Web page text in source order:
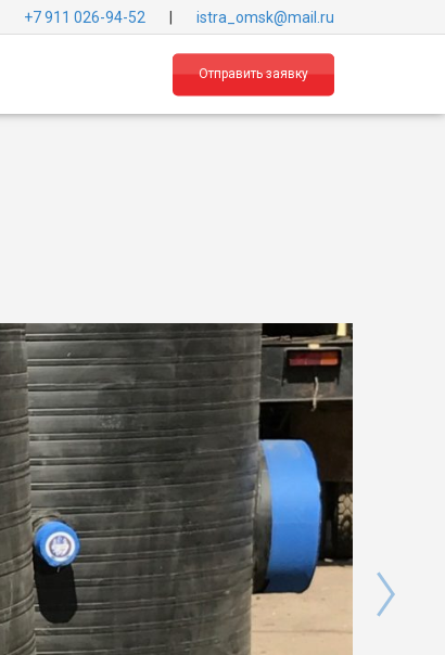
+7 911 026-94-52 | istra_omsk@mail.ru
Отправить заявку